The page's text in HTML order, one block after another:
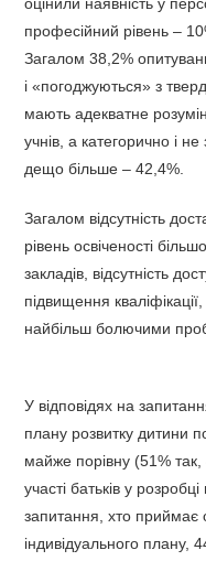
оцінили наявність у
професійний рівень –
Загалом 38,2%
і «погоджуються» з
мають адекватне
учнів, а категорично і
дещо більше – 42,4%.
Загалом відсутність
рівень освіченості
закладів, відсутність
підвищення
найбільш болючими
У відповідях на
плану розвитку дитини
майже порівну (51% так,
участі батьків у
запитання, хто
індивідуального плану,